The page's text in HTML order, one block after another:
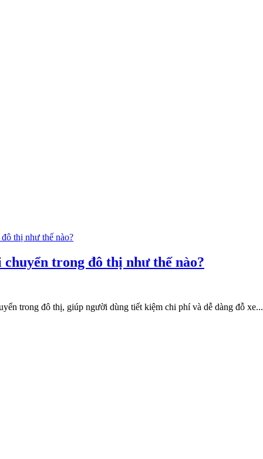
trong đô thị như thế nào?
trong đô thị, giúp người dùng tiết kiệm chi phí và dễ dàng đỗ xe...